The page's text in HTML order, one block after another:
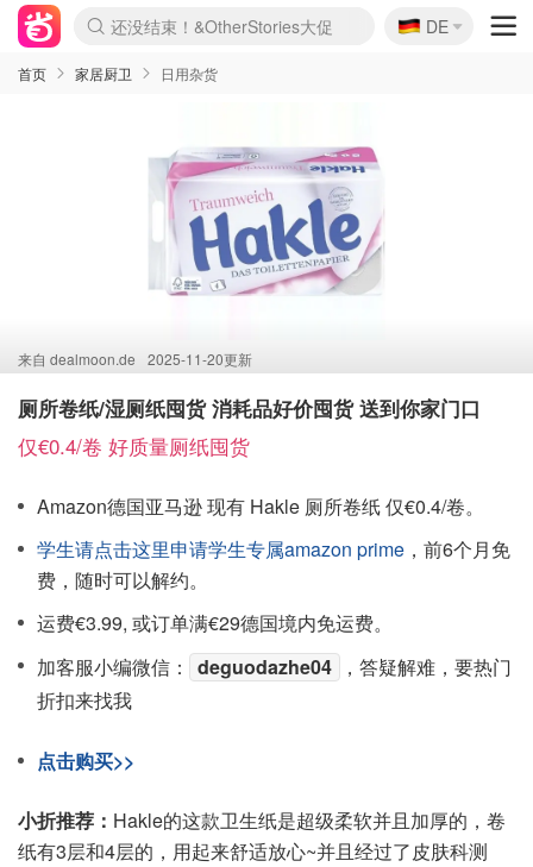
Boticinal 夏促开抢！
4折！lulu周四疯狂上新
还没结束！&OtherStories大促
Joybuy变相75折 随时失效
速领！Stanley独家85折
疑似霸哥！Camper额外叠85折
Zalando 奥莱闪促！每日更新
Moncler反季囤！5折起+叠9折
Coach Brooklyn仅€192
🇩🇪
DE
首页 家居厨卫 日用杂货
来自 dealmoon.de 2025-11-20更新
厕所卷纸/湿厕纸囤货 消耗品好价囤货 送到你家门口
仅€0.4/卷 好质量厕纸囤货
Amazon德国亚马逊 现有 Hakle 厕所卷纸 仅€0.4/卷。
学生请点击这里申请学生专属amazon prime ，前6个月免
费，随时可以解约。
运费€3.99, 或订单满€29德国境内免运费。
加客服小编微信：
deguodazhe04
，答疑解难，要热门
折扣来找我
点击购买>>
小折推荐： Hakle的这款卫生纸是超级柔软并且加厚的，卷
纸有3层和4层的，用起来舒适放心~并且经过了皮肤科测